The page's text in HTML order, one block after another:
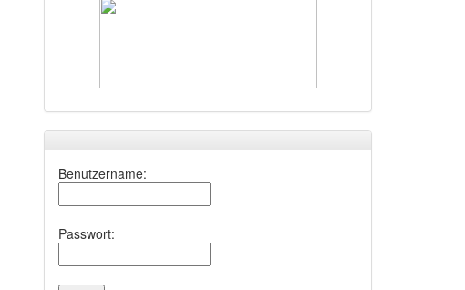
Benutzername:
Passwort: